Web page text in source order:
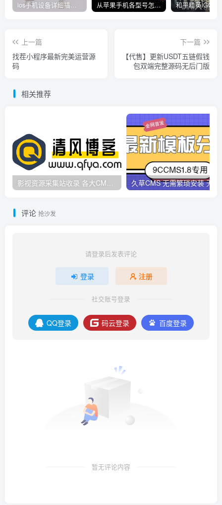
ios手机设备详细插件平刷教程 从苹果手机各型号怎么越狱到怎么开科技完整教程
上一篇
找茬小程序最新完美运营源
码
下一篇
【代售】更新USDT五链假钱
包双端完整源码无后门版
相关推荐
影视资源采集站收录 各大CMS采集资源站网址合集
评论 抢沙发
请登录后发表评论
登录 注册
社交账号登录
QQ登录 码云登录 百度登录
暂无评论内容